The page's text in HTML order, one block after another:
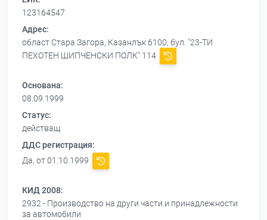
123164547
Адрес:
област Стара Загора, Казанлък 6100, бул. "23-ТИ
ПЕХОТЕН ШИПЧЕНСКИ ПОЛК" 114
Основана:
08.09.1999
Статус:
действащ
ДДС регистрация:
Да, от 01.10.1999
КИД 2008:
2932 - Производство на други части и принадлежности
за автомобили